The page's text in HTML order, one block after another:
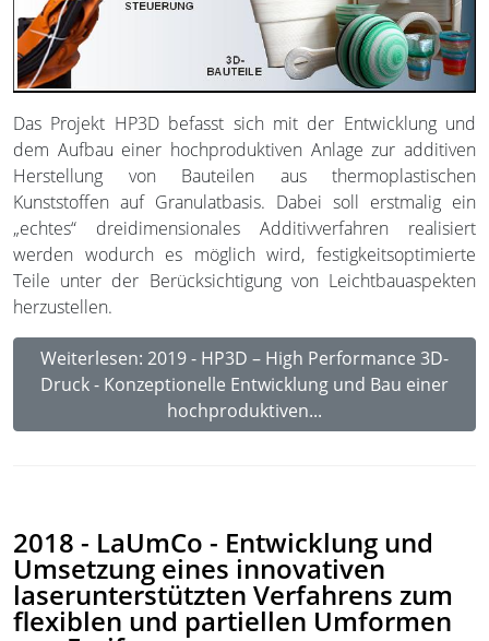
Das Projekt HP3D befasst sich mit der Entwicklung und
dem Aufbau einer hochproduktiven Anlage zur additiven
Herstellung von Bauteilen aus thermoplastischen
Kunststoffen auf Granulatbasis. Dabei soll erstmalig ein
„echtes“ dreidimensionales Additivverfahren realisiert
werden wodurch es möglich wird, festigkeitsoptimierte
Teile unter der Berücksichtigung von Leichtbauaspekten
herzustellen.
Weiterlesen: 2019 - HP3D – High Performance 3D-
Druck - Konzeptionelle Entwicklung und Bau einer
hochproduktiven...
2018 - LaUmCo - Entwicklung und
Umsetzung eines innovativen
laserunterstützten Verfahrens zum
flexiblen und partiellen Umformen